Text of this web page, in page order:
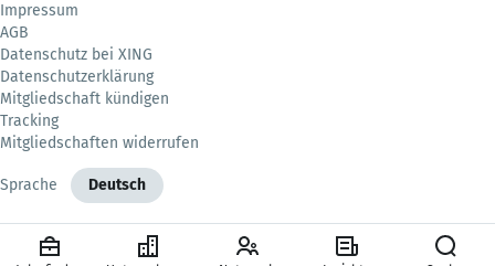
Impressum
AGB
Datenschutz bei XING
Datenschutzerklärung
Mitgliedschaft kündigen
Tracking
Mitgliedschaften widerrufen
Sprache Deutsch